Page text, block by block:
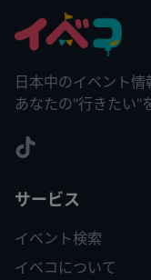
日本中のイベント情
あなたの"行きたい"
サービス
イベント検索
イベコについて